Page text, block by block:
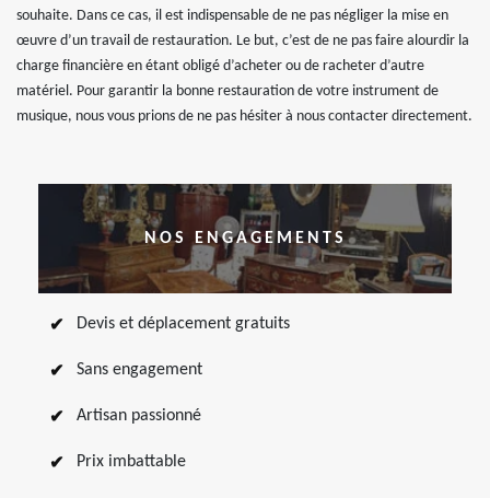
souhaite. Dans ce cas, il est indispensable de ne pas négliger la mise en
œuvre d’un travail de restauration. Le but, c’est de ne pas faire alourdir la
charge financière en étant obligé d’acheter ou de racheter d’autre
matériel. Pour garantir la bonne restauration de votre instrument de
musique, nous vous prions de ne pas hésiter à nous contacter directement.
NOS ENGAGEMENTS
Devis et déplacement gratuits
Sans engagement
Artisan passionné
Prix imbattable